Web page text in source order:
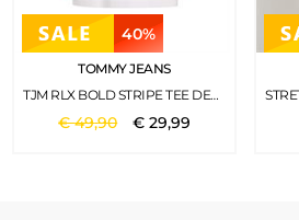
40%
TOMMY JEANS
TJM RLX BOLD STRIPE TEE DEEP CRIMSON
€49,90 €29,99